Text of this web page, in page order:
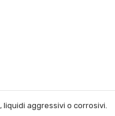
liquidi aggressivi o corrosivi.